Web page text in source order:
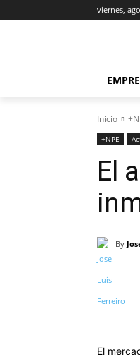
viernes,
Inicio
+NPE
El
By
El